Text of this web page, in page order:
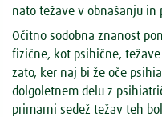
nato težave v obnašanju in
Očitno sodobna znanost
fizične, kot psihične,
zato, ker naj bi že oče
dolgoletnem delu z
primarni sedež težav teh